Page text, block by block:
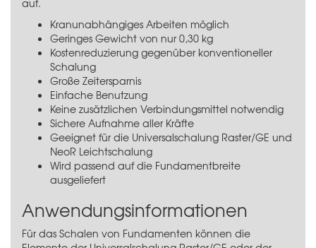
Kranunabhängiges Arbeiten möglich
Geringes Gewicht von nur 0,30 kg
Kostenreduzierung gegenüber konventioneller
Schalung
Große Zeitersparnis
Einfache Benutzung
Keine zusätzlichen Verbindungsmittel notwendig
Sichere Aufnahme aller Kräfte
Geeignet für die Universalschalung Raster/GE und
NeoR Leichtschalung
Wird passend auf die Fundamentbreite
ausgeliefert
Anwendungsinformationen
Für das Schalen von Fundamenten können die